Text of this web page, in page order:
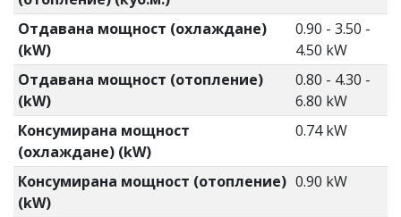
Отдавана мощност (охлаждане)
(kW)
0.90 - 3.50 -
4.50 kW
Отдавана мощност (отопление)
(kW)
0.80 - 4.30 -
6.80 kW
Консумирана мощност
(охлаждане) (kW)
0.74 kW
Консумирана мощност (отопление)
(kW)
0.90 kW